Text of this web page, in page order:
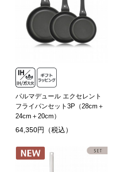
パルマデュール エクセレント
フライパンセット3P（28cm＋
24cm＋20cm）
64,350円（税込）